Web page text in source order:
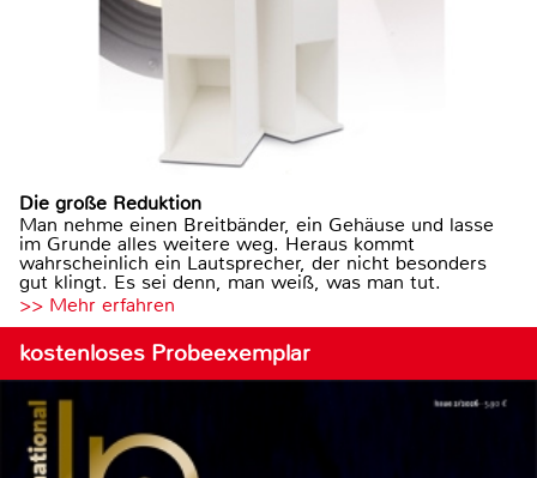
Die große Reduktion
Man nehme einen Breitbänder, ein Gehäuse und lasse
im Grunde alles weitere weg. Heraus kommt
wahrscheinlich ein Lautsprecher, der nicht besonders
gut klingt. Es sei denn, man weiß, was man tut.
>> Mehr erfahren
kostenloses Probeexemplar